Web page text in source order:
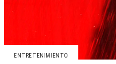
ENTRETENIMIENTO